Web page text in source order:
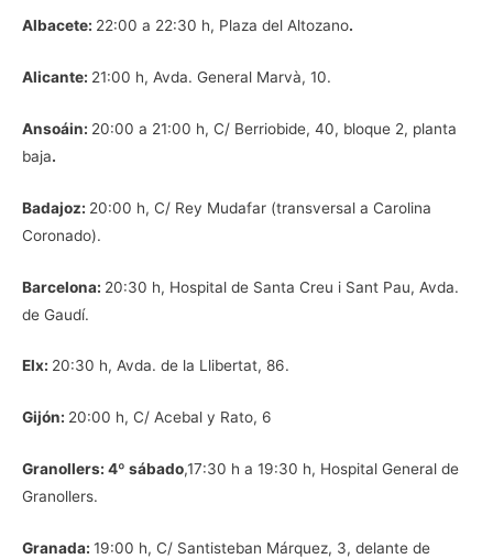
Albacete: 22:00 a 22:30 h, Plaza del Altozano.
Alicante: 21:00 h, Avda. General Marvà, 10.
Ansoáin: 20:00 a 21:00 h, C/ Berriobide, 40, bloque 2, planta
baja.
Badajoz: 20:00 h, C/ Rey Mudafar (transversal a Carolina
Coronado).
Barcelona: 20:30 h, Hospital de Santa Creu i Sant Pau, Avda.
de Gaudí.
Elx: 20:30 h, Avda. de la Llibertat, 86.
Gijón: 20:00 h, C/ Acebal y Rato, 6
Granollers: 4º sábado,17:30 h a 19:30 h, Hospital General de
Granollers.
Granada: 19:00 h, C/ Santisteban Márquez, 3, delante de